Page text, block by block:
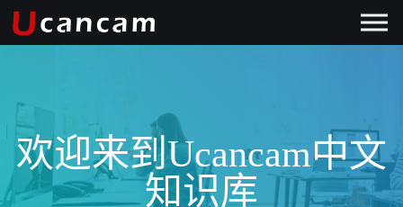
欢迎来到Ucancam中文
知识库